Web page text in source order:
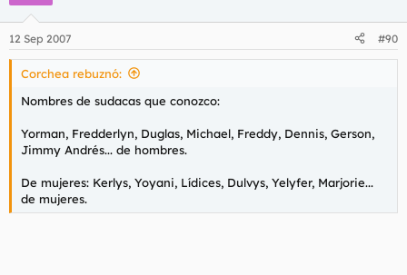
12 Sep 2007 #90
Corchea rebuznó:
Nombres de sudacas que conozco:
Yorman, Fredderlyn, Duglas, Michael, Freddy, Dennis, Gerson,
Jimmy Andrés... de hombres.
De mujeres: Kerlys, Yoyani, Lídices, Dulvys, Yelyfer, Marjorie...
de mujeres.